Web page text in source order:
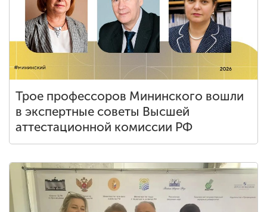
Трое профессоров Мининского вошли
в экспертные советы Высшей
аттестационной комиссии РФ